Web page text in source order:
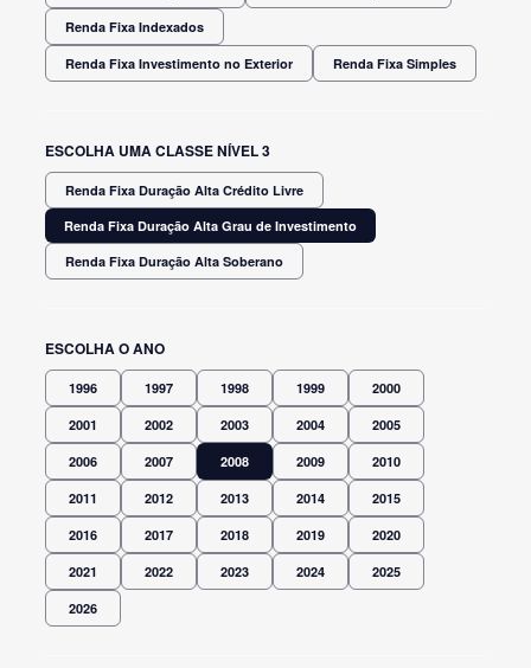
Renda Fixa Indexados
Renda Fixa Investimento no Exterior Renda Fixa Simples
ESCOLHA UMA CLASSE NÍVEL 3
Renda Fixa Duração Alta Crédito Livre
Renda Fixa Duração Alta Grau de Investimento
Renda Fixa Duração Alta Soberano
ESCOLHA O ANO
1996 1997 1998 1999 2000
2001 2002 2003 2004 2005
2006 2007 2008 2009 2010
2011 2012 2013 2014 2015
2016 2017 2018 2019 2020
2021 2022 2023 2024 2025
2026